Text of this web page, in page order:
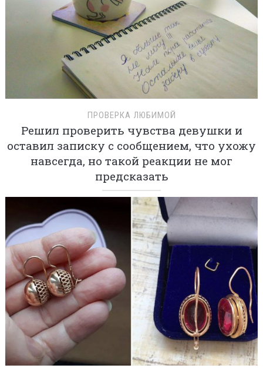
ПРОВЕРКА ЛЮБИМОЙ
Решил проверить чувства девушки и
оставил записку с сообщением, что ухожу
навсегда, но такой реакции не мог
предсказать